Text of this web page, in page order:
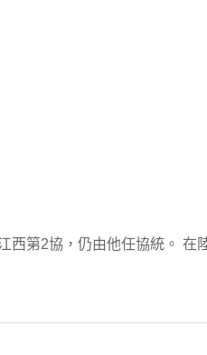
西第2協，仍由他任協統。